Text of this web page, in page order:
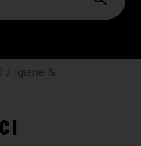
/ Igiene &